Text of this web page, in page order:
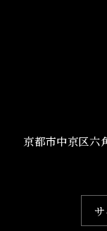
京都市中京区六